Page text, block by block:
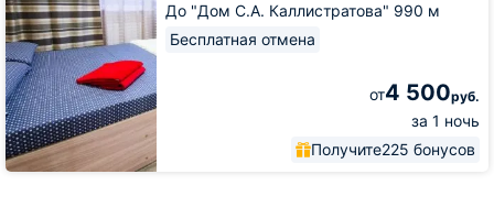
До "Дом С.А. Каллистратова" 990 м
Бесплатная отмена
от4 500руб.
за 1 ночь
Получите225 бонусов